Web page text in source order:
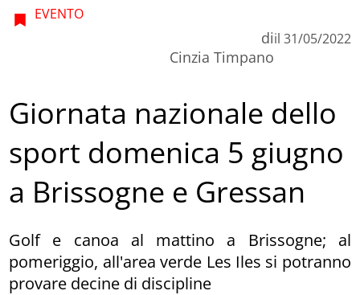
EVENTO
di
Cinzia Timpano
il 31/05/2022
Giornata nazionale dello
sport domenica 5 giugno
a Brissogne e Gressan
Golf e canoa al mattino a Brissogne; al
pomeriggio, all'area verde Les Iles si potranno
provare decine di discipline